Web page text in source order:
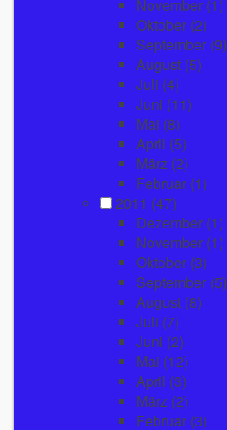
November (1)
Oktober (2)
September (9)
August (5)
Juli (4)
Juni (11)
Mai (8)
April (5)
März (2)
Februar (1)
2011 (47)
Dezember (1)
November (1)
Oktober (3)
September (5)
August (8)
Juli (7)
Juni (2)
Mai (12)
April (3)
März (2)
Februar (3)